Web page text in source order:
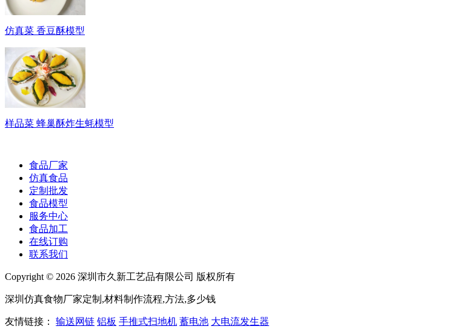
仿真菜 香豆酥模型
样品菜 蜂巢酥炸生蚝模型
食品厂家
仿真食品
定制批发
食品模型
服务中心
食品加工
在线订购
联系我们
Copyright © 2026 深圳市久新工艺品有限公司 版权所有
深圳仿真食物厂家定制,材料制作流程,方法,多少钱
友情链接： 输送网链 铝板 手推式扫地机 蓄电池 大电流发生器